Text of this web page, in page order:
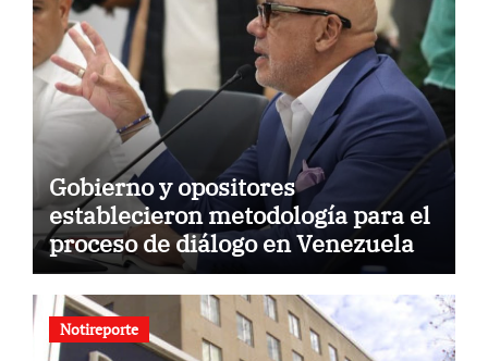
Gobierno y opositores
establecieron metodología para el
proceso de diálogo en Venezuela
Notireporte